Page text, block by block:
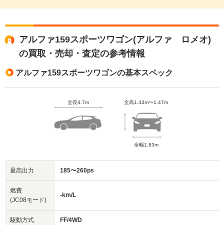
アルファ159スポーツワゴン(アルファ ロメオ)
の買取・売却・査定の参考情報
アルファ159スポーツワゴンの基本スペック
全長4.7m 全高1.43m〜1.47m
全幅1.83m
最高出力 185〜260ps
燃費
(JC08モード)
-km/L
駆動方式 FF/4WD